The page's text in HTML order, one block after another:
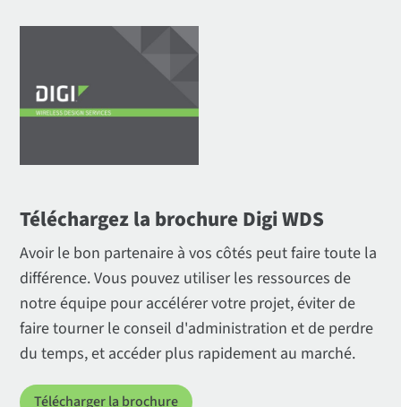
Téléchargez la brochure Digi WDS
Avoir le bon partenaire à vos côtés peut faire toute la
différence. Vous pouvez utiliser les ressources de
notre équipe pour accélérer votre projet, éviter de
faire tourner le conseil d'administration et de perdre
du temps, et accéder plus rapidement au marché.
Télécharger la brochure